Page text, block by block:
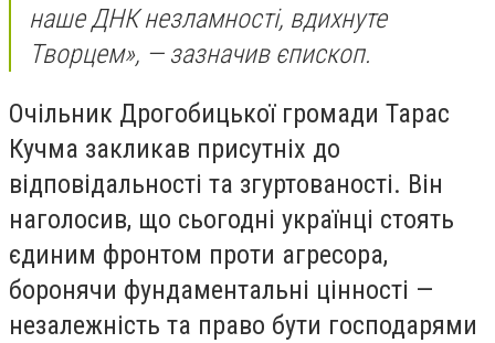
наше ДНК незламності, вдихнуте
Творцем», — зазначив єпископ.
Очільник Дрогобицької громади Тарас
Кучма закликав присутніх до
відповідальності та згуртованості. Він
наголосив, що сьогодні українці стоять
єдиним фронтом проти агресора,
боронячи фундаментальні цінності —
незалежність та право бути господарями